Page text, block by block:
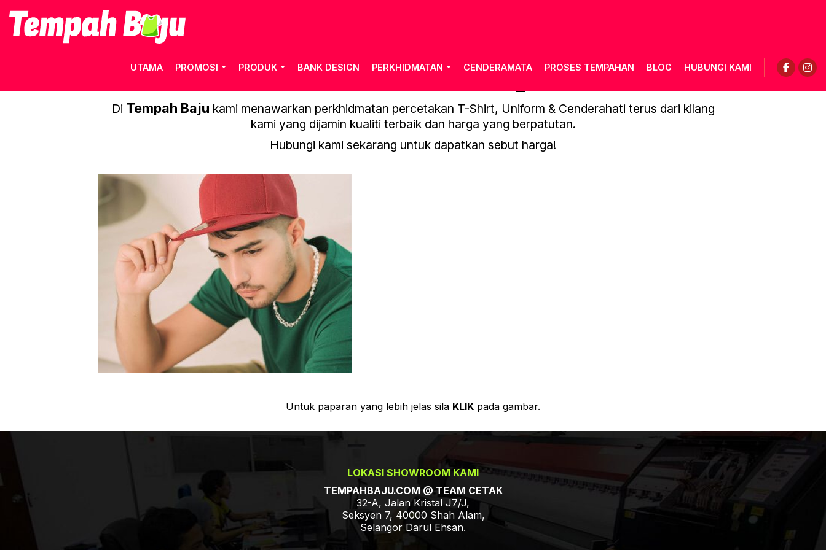
UTAMA PROMOSI PRODUK BANK DESIGN PERKHIDMATAN CENDERAMATA PROSES TEMPAHAN BLOG HUBUNGI KAMI
Di Tempah Baju kami menawarkan perkhidmatan percetakan T-Shirt, Uniform & Cenderahati terus dari kilang
kami yang dijamin kualiti terbaik dan harga yang berpatutan.
Hubungi kami sekarang untuk dapatkan sebut harga!
Untuk paparan yang lebih jelas sila KLIK pada gambar.
LOKASI SHOWROOM KAMI
TEMPAHBAJU.COM @ TEAM CETAK
32-A, Jalan Kristal J7/J,
Seksyen 7, 40000 Shah Alam,
Selangor Darul Ehsan.